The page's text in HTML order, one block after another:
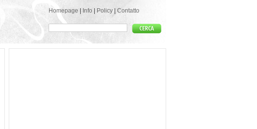
Homepage Info Policy Contatto